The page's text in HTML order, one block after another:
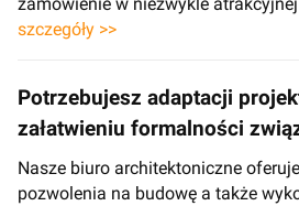
szczegóły >>
Potrzebujesz adaptacji
załatwieniu formalności
Nasze biuro architektoniczne
pozwolenia na budowę a także